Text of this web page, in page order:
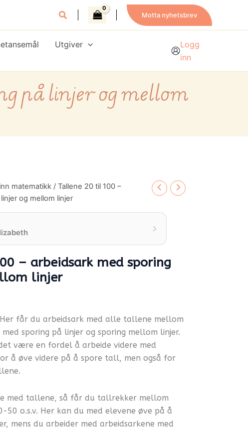
Motta nyhetsbrev
Utgiver
Logg
inn
på linjer og mellom
matematikk / Tallene 20 til 100 –
og mellom linjer
– arbeidsark med sporing
linjer
Her får du arbeidsark med alle tallene mellom
sporing på linjer og sporing mellom linjer.
være en fordel å arbeide videre med
å øve videre på å spore tall, men også for
med tallene, så får du tallrekker mellom
o.s.v. Her kan du med elevene øve på å
mens du arbeider med arbeidsarkene med